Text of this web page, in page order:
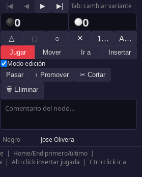
|◀ ◀ ▶ ▶| Tab: cambiar variante
0 0
△ □ ○ ✕ 1… A…
Jugar Mover Ir a Insertar
Modo edición
Pasar ↑ Promover
✂ Cortar
🗑 Eliminar
Negro
Jose Olivera
Blanco
Leandro Cusnir
Resultado
Blanco +56.5
| Home/End primero/último |
| Alt+click insertar jugada | Ctrl+click ir a